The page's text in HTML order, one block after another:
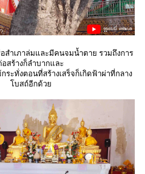
สำเภาล่มและมีคนจมน้ำตาย รวมถึงการ
อสร้างก็ลำบากและ
ะทั่งตอนที่สร้างเสร็จก็เกิดฟ้าผ่าที่กลาง
บสถ์อีกด้ว